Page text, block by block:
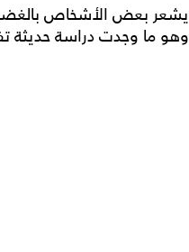
يشعر بعض الأشخاص بالغضب
وهو ما وجدت دراسة حديثة